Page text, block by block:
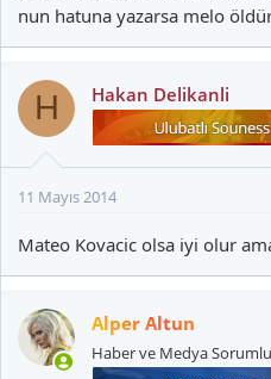
nun hatuna yazarsa melo
H Hakan Delikanli
11 Mayıs 2014
Mateo Kovacic olsa iyi olur
Alper Altun
Haber ve Medya